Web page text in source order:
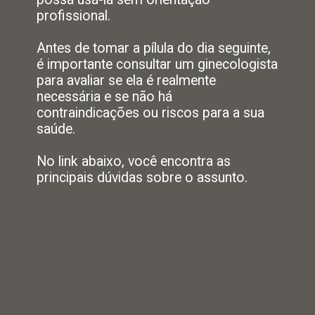
profissional.
Antes de tomar a pílula do dia seguinte,
é importante consultar um ginecologista
para avaliar se ela é realmente
necessária e se não há
contraindicações ou riscos para a sua
saúde.
No link abaixo, você encontra as
principais dúvidas sobre o assunto.